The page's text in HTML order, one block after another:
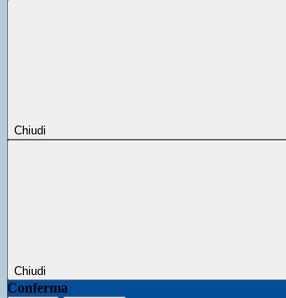
Chiudi
Chiudi
Conferma